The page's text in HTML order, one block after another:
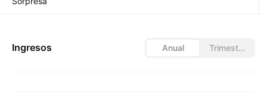
Ingresos Anual Trimestral